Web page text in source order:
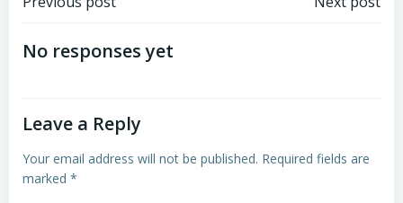
Post
navigation
No responses yet
Leave a Reply
Your email address will not be published. Required fields are
marked *